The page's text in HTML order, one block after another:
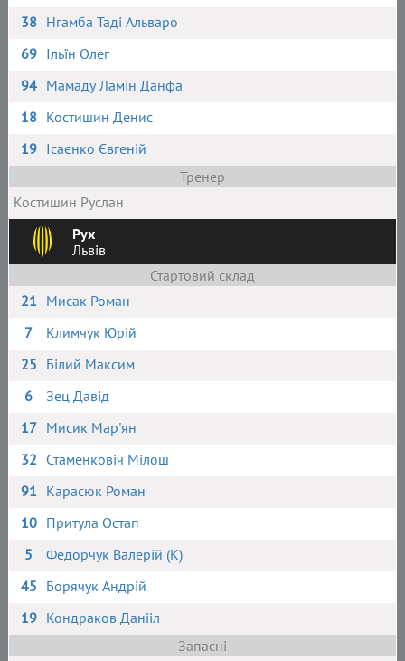
38 Нгамба Таді Альваро
69 Ільїн Олег
94 Мамаду Ламін Данфа
18 Костишин Денис
19 Ісаєнко Євгеній
Тренер
Костишин Руслан
Рух
Львів
Стартовий склад
21 Мисак Роман
7
Климчук Юрій
25 Білий Максим
6
Зец Давід
17 Мисик Мар'ян
32 Стаменковіч Мілош
91 Карасюк Роман
10 Притула Остап
5
Федорчук Валерій (К)
45 Борячук Андрій
19 Кондраков Данііл
Запасні